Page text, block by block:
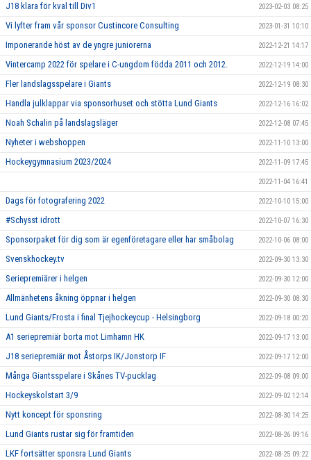
J18 klara för kval till Div1 2023-02-03 08:25
Vi lyfter fram vår sponsor Custincore Consulting 2023-01-31 10:10
Imponerande höst av de yngre juniorerna 2022-12-21 14:17
Vintercamp 2022 för spelare i C-ungdom födda 2011 och 2012. 2022-12-19 14:00
Fler landslagsspelare i Giants 2022-12-19 08:30
Handla julklappar via sponsorhuset och stötta Lund Giants 2022-12-16 16:02
Noah Schalin på landslagsläger 2022-12-08 07:45
Nyheter i webshoppen 2022-11-10 13:00
Hockeygymnasium 2023/2024 2022-11-09 17:45
2022-11-04 16:41
Dags för fotografering 2022 2022-10-10 15:00
#Schysst idrott 2022-10-07 16:30
Sponsorpaket för dig som är egenföretagare eller har småbolag 2022-10-06 08:00
Svenskhockey.tv 2022-09-30 13:30
Seriepremiärer i helgen 2022-09-30 12:00
Allmänhetens åkning öppnar i helgen 2022-09-30 08:30
Lund Giants/Frosta i final Tjejhockeycup - Helsingborg 2022-09-18 00:20
A1 seriepremiär borta mot Limhamn HK 2022-09-17 13:00
J18 seriepremiär mot Åstorps IK/Jonstorp IF 2022-09-17 12:00
Många Giantsspelare i Skånes TV-pucklag 2022-09-08 09:00
Hockeyskolstart 3/9 2022-09-02 12:14
Nytt koncept för sponsring 2022-08-30 14:25
Lund Giants rustar sig för framtiden 2022-08-26 09:16
LKF fortsätter sponsra Lund Giants 2022-08-25 09:22